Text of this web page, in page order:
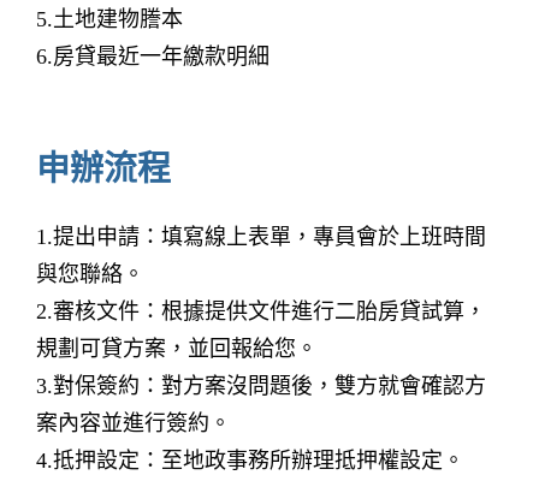
5.土地建物謄本
6.房貸最近一年繳款明細
申辦流程
1.提出申請：填寫線上表單，專員會於上班時間
與您聯絡。
2.審核文件：根據提供文件進行二胎房貸試算，
規劃可貸方案，並回報給您。
3.對保簽約：對方案沒問題後，雙方就會確認方
案內容並進行簽約。
4.抵押設定：至地政事務所辦理抵押權設定。